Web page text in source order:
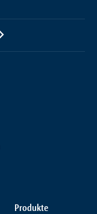
Produkte